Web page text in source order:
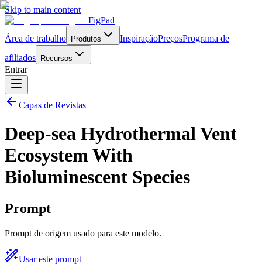
Skip to main content
FigPad
Área de trabalho
Produtos InspiraçãoPreçosPrograma de
afiliados
Recursos
Entrar
Capas de Revistas
Deep-sea Hydrothermal Vent
Ecosystem With
Bioluminescent Species
Prompt
Prompt de origem usado para este modelo.
Usar este prompt